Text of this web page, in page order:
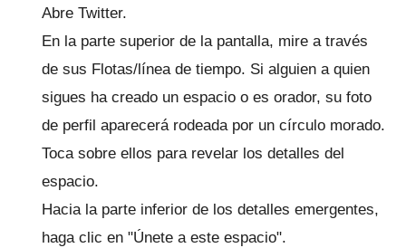
Abre Twitter.
En la parte superior de la pantalla, mire a través
de sus Flotas/línea de tiempo. Si alguien a quien
sigues ha creado un espacio o es orador, su foto
de perfil aparecerá rodeada por un círculo morado.
Toca sobre ellos para revelar los detalles del
espacio.
Hacia la parte inferior de los detalles emergentes,
haga clic en "Únete a este espacio".